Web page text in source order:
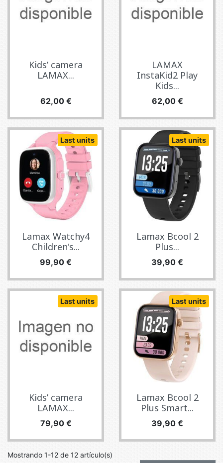
Kids’ camera
LAMAX...
Precio
62,00 €
LAMAX
InstaKid2 Play
Kids...
Precio
62,00 €
Last units
Lamax Watchy4
Children's...
Precio
99,90 €
Last units
Lamax Bcool 2
Plus...
Precio
39,90 €
Last units
Kids’ camera
LAMAX...
Precio
79,90 €
Last units
Lamax Bcool 2
Plus Smart...
Precio
39,90 €
Mostrando 1-12 de 12 artículo(s)